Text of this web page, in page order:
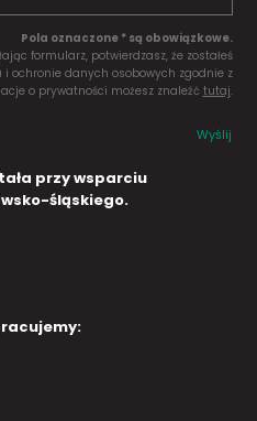
Pola oznaczone * są obowiązkowe.
formularz, potwierdzasz, że zostałeś
ochronie danych osobowych zgodnie z
o prywatności możesz znaleźć tutaj.
Wyślij
przy wsparciu
śląskiego.